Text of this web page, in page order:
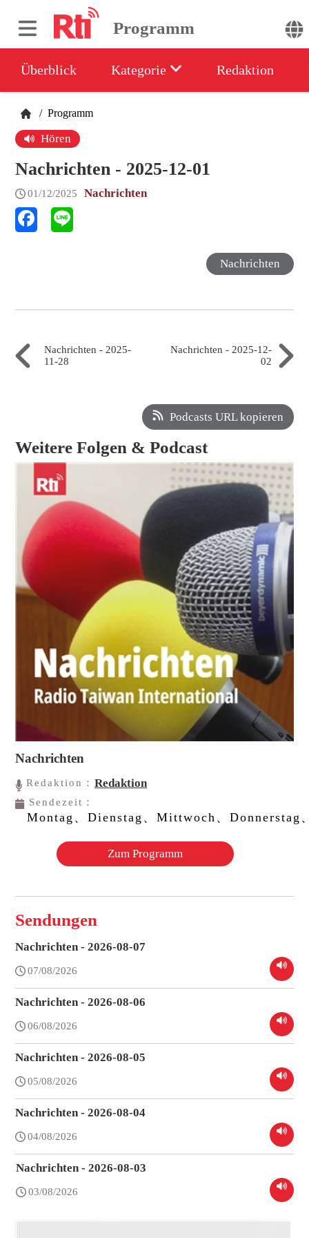
Programm
Überblick Kategorie Redaktion
/ Programm
Hören
Nachrichten - 2025-12-01
01/12/2025 Nachrichten
Nachrichten
Nachrichten - 2025-
11-28
Nachrichten - 2025-12-
02
Podcasts URL kopieren
Weitere Folgen & Podcast
Nachrichten
Redaktion：Redaktion
Sendezeit：
Montag、Dienstag、Mittwoch、Donnerstag
Zum Programm
Sendungen
Nachrichten - 2026-08-07
07/08/2026
Nachrichten - 2026-08-06
06/08/2026
Nachrichten - 2026-08-05
05/08/2026
Nachrichten - 2026-08-04
04/08/2026
Nachrichten - 2026-08-03
03/08/2026